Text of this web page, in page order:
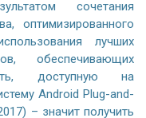
сочетания
оптимизированного
лучших
обеспечивающих
доступную на
Android Plug-and-
– значит получить